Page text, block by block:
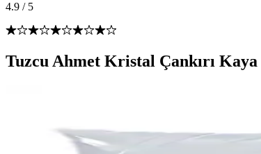
4.9 / 5
Tuzcu Ahmet Kristal Çankırı Kaya